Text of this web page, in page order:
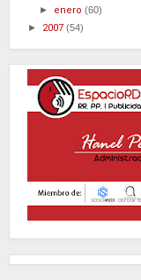
► enero(60)
► 2007 (54)